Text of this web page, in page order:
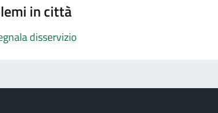
in città
disservizio